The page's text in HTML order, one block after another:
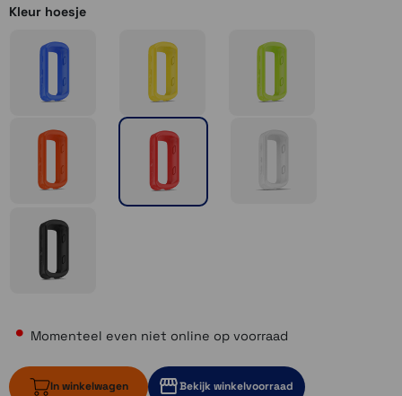
Kleur hoesje
Momenteel even niet online op voorraad
In winkelwagen Bekijk winkelvoorraad